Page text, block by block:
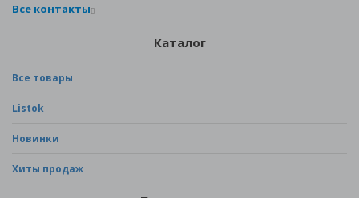
Все контакты
Каталог
Все товары
Listok
Новинки
Хиты продаж